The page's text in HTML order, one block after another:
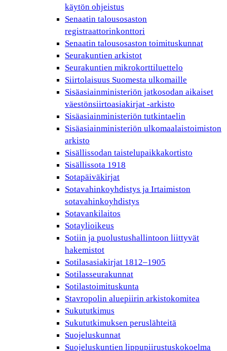
käytön ohjeistus
Senaatin talousosaston
registraattorinkonttori
Senaatin talousosaston toimituskunnat
Seurakuntien arkistot
Seurakuntien mikrokorttiluettelo
Siirtolaisuus Suomesta ulkomaille
Sisäasiainministeriön jatkosodan aikaiset
väestönsiirtoasiakirjat -arkisto
Sisäasiainministeriön tutkintaelin
Sisäasiainministeriön ulkomaalaistoimiston
arkisto
Sisällissodan taistelupaikkakortisto
Sisällissota 1918
Sotapäiväkirjat
Sotavahinkoyhdistys ja Irtaimiston
sotavahinkoyhdistys
Sotavankilaitos
Sotaylioikeus
Sotiin ja puolustushallintoon liittyvät
hakemistot
Sotilasasiakirjat 1812–1905
Sotilasseurakunnat
Sotilastoimituskunta
Stavropolin aluepiirin arkistokomitea
Sukututkimus
Sukututkimuksen peruslähteitä
Suojeluskunnat
Suojeluskuntien lippupiirustuskokoelma